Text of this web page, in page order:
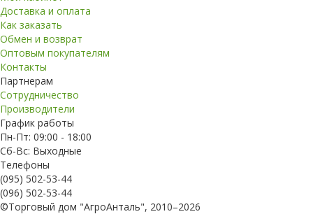
Доставка и оплата
Как заказать
Обмен и возврат
Оптовым покупателям
Контакты
Партнерам
Сотрудничество
Производители
График работы
Пн-Пт: 09:00 - 18:00
Сб-Вс: Выходные
Телефоны
(095) 502-53-44
(096) 502-53-44
©Торговый дом "АгроАнталь", 2010–2026